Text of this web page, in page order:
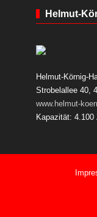
Helmut-
Helmut-Körnig-
Strobelallee 40,
www.helmut-
Kapazität: 4.100